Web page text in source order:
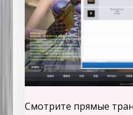
Смотрите прямые